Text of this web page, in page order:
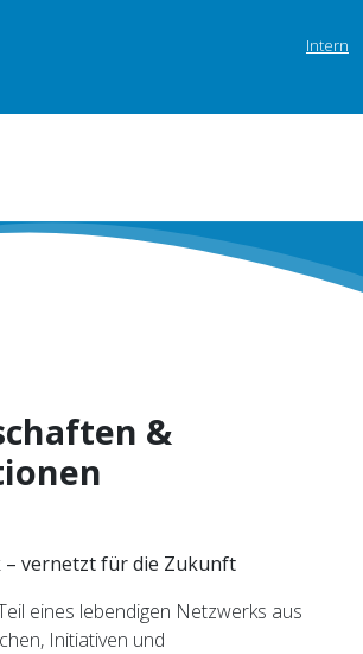
Intern
&
– vernetzt für die Zukunft
eines lebendigen Netzwerks aus
Initiativen und